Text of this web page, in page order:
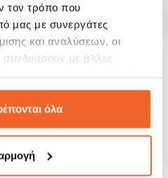
τον τρόπο που
μας με συνεργάτες
και αναλύσεων, οι
συνδυάσουν με άλλες
την από μέρους σας χρήση
όλα
ΠΡΟΪΌΝΤΑ